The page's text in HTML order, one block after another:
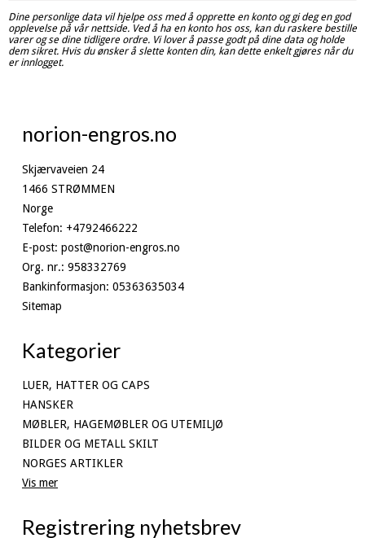
Dine personlige data vil hjelpe oss med å opprette en konto og gi deg en god
opplevelse på vår nettside. Ved å ha en konto hos oss, kan du raskere bestille
varer og se dine tidligere ordre. Vi lover å passe godt på dine data og holde
dem sikret. Hvis du ønsker å slette konten din, kan dette enkelt gjøres når du
er innlogget.
norion-engros.no
Skjærvaveien 24
1466 STRØMMEN
Norge
Telefon: +4792466222
E-post: post@norion-engros.no
Org. nr.: 958332769
Bankinformasjon: 05363635034
Sitemap
Kategorier
LUER, HATTER OG CAPS
HANSKER
MØBLER, HAGEMØBLER OG UTEMILJØ
BILDER OG METALL SKILT
NORGES ARTIKLER
Vis mer
Registrering nyhetsbrev